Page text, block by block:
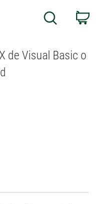
Search
de Visual Basic o